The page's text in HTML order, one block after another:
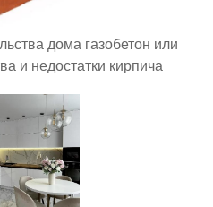
дома газобетон или
и недостатки кирпича